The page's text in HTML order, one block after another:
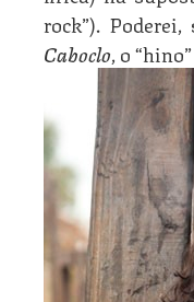
rock”).
Caboclo, o